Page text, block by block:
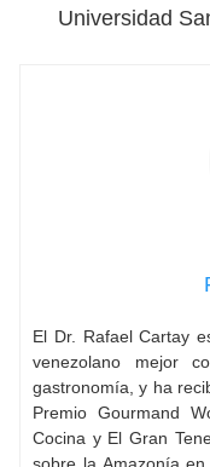
Universidad
El Dr. Rafael Cartay
venezolano mejor
gastronomía, y ha
Premio Gourmand
Cocina y El Gran